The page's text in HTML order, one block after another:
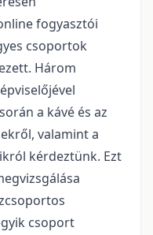
fogyasztói
csoportok
Három
a kávé és az
valamint a
kérdeztünk. Ezt
csoport